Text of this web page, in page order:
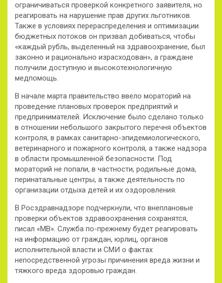
ограничиваться проверкой конкретного заявителя, но
реагировать на нарушение прав других льготников.
Также в условиях перераспределения и оптимизации
бюджетных потоков он призвал добиваться, чтобы
«каждый рубль, выделенный на здравоохранение, был
законно и рационально израсходован», а граждане
получили доступную и высокотехнологичную
медпомощь.
В начале марта правительство ввело мораторий на
проведение плановых проверок предприятий и
предпринимателей. Исключение было сделано только
в отношении небольшого закрытого перечня объектов
контроля, в рамках санитарно-эпидемиологического,
ветеринарного и пожарного контроля, а также надзора
в области промышленной безопасности. Под
мораторий не попали, в частности, родильные дома,
перинатальные центры, а также деятельность по
организации отдыха детей и их оздоровления.
В Росздравнадзоре подчеркнули, что внеплановые
проверки объектов здравоохранения сохранятся,
писал «МВ». Служба по-прежнему будет реагировать
на информацию от граждан, юрлиц, органов
исполнительной власти и СМИ о фактах
непосредственной угрозы причинения вреда жизни и
тяжкого вреда здоровью граждан.